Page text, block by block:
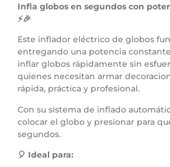
Infla globos en segundos con
⚡🎉
Este inflador eléctrico de globos
entregando una potencia
inflar globos rápidamente sin
quienes necesitan armar
rápida, práctica y profesional.
Con su sistema de inflado
colocar el globo y presionar para
segundos.
🎈 Ideal para: